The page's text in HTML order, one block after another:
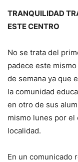
TRANQUILIDAD
ESTE CENTRO
No se trata del
padece este
de semana ya que
la comunidad
en otro de sus
mismo lunes por el
localidad.
En un comunicado